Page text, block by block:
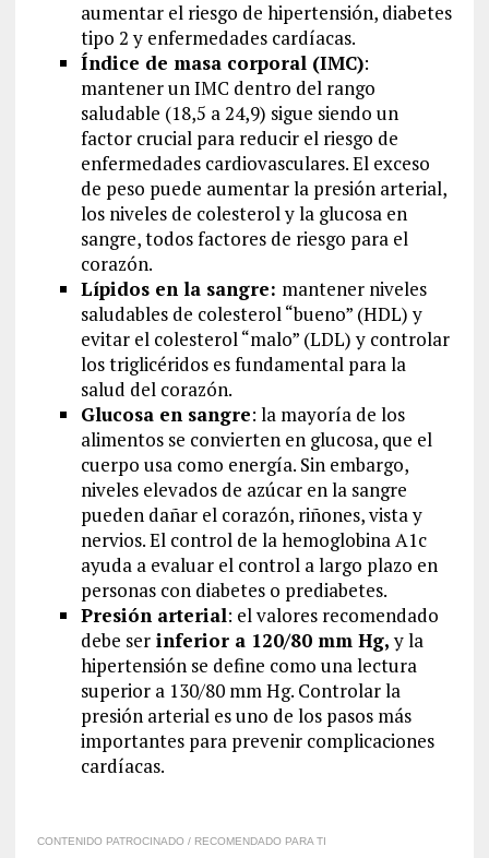
aumentar el riesgo de hipertensión, diabetes
tipo 2 y enfermedades cardíacas.
Índice de masa corporal (IMC):
mantener un IMC dentro del rango
saludable (18,5 a 24,9) sigue siendo un
factor crucial para reducir el riesgo de
enfermedades cardiovasculares. El exceso
de peso puede aumentar la presión arterial,
los niveles de colesterol y la glucosa en
sangre, todos factores de riesgo para el
corazón.
Lípidos en la sangre: mantener niveles
saludables de colesterol “bueno” (HDL) y
evitar el colesterol “malo” (LDL) y controlar
los triglicéridos es fundamental para la
salud del corazón.
Glucosa en sangre: la mayoría de los
alimentos se convierten en glucosa, que el
cuerpo usa como energía. Sin embargo,
niveles elevados de azúcar en la sangre
pueden dañar el corazón, riñones, vista y
nervios. El control de la hemoglobina A1c
ayuda a evaluar el control a largo plazo en
personas con diabetes o prediabetes.
Presión arterial: el valores recomendado
debe serinferior a 120/80 mm Hg,y la
hipertensión se define como una lectura
superior a 130/80 mm Hg. Controlar la
presión arterial es uno de los pasos más
importantes para prevenir complicaciones
cardíacas.
CONTENIDO PATROCINADO / RECOMENDADO PARA TI